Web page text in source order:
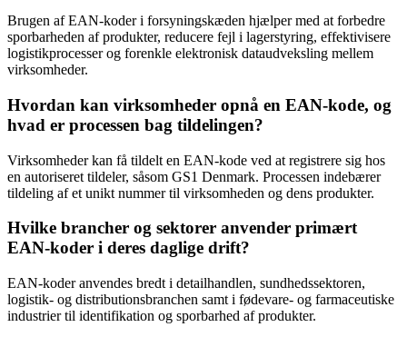
Brugen af EAN-koder i forsyningskæden hjælper med at forbedre
sporbarheden af produkter, reducere fejl i lagerstyring, effektivisere
logistikprocesser og forenkle elektronisk dataudveksling mellem
virksomheder.
Hvordan kan virksomheder opnå en EAN-kode, og
hvad er processen bag tildelingen?
Virksomheder kan få tildelt en EAN-kode ved at registrere sig hos
en autoriseret tildeler, såsom GS1 Denmark. Processen indebærer
tildeling af et unikt nummer til virksomheden og dens produkter.
Hvilke brancher og sektorer anvender primært
EAN-koder i deres daglige drift?
EAN-koder anvendes bredt i detailhandlen, sundhedssektoren,
logistik- og distributionsbranchen samt i fødevare- og farmaceutiske
industrier til identifikation og sporbarhed af produkter.